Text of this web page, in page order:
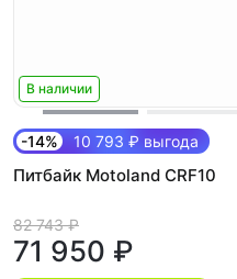
В наличии
-14% 10 793 ₽ выгода
Питбайк Motoland CRF10
82 743 ₽
71 950 ₽